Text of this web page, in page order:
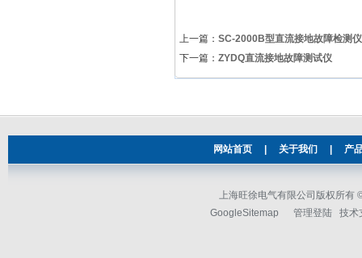
上一篇： SC-2000B型直流接地故障检测仪
下一篇： ZYDQ直流接地故障测试仪
网站首页 关于我们 产
上海旺徐电气有限公司版权所有
GoogleSitemap
管理登陆 技术